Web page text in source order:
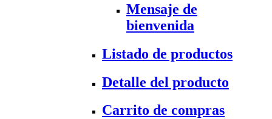
Mensaje de
bienvenida
Listado de productos
Detalle del producto
Carrito de compras